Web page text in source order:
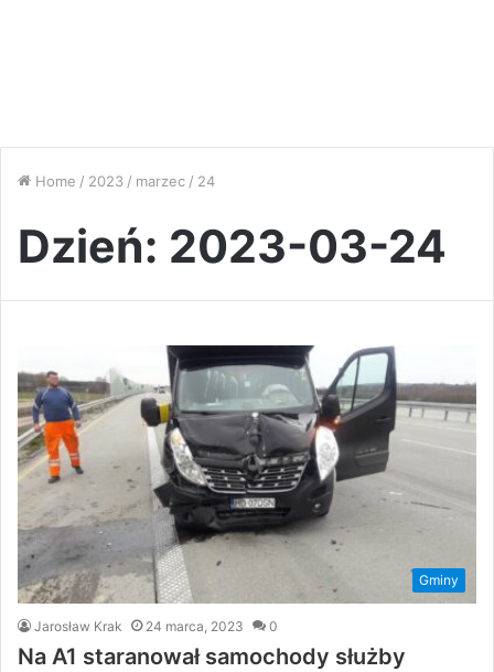
Home / 2023 / marzec / 24
Dzień: 2023-03-24
Gminy
Jarosław Krak 24 marca, 2023 0
Na A1 staranował samochody służby